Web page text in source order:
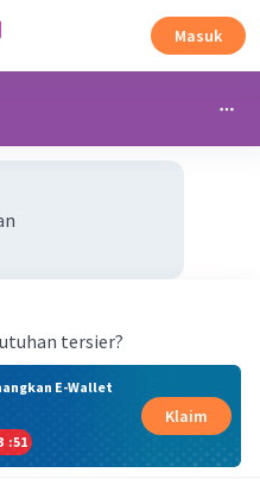
Masuk
tersier?
E-Wallet
:50
Klaim